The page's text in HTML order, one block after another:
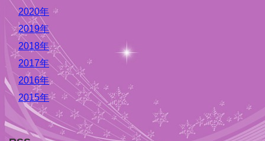
2020年
2019年
2018年
2017年
2016年
2015年